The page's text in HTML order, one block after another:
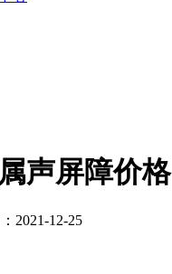
声屏障价格
2021-12-25